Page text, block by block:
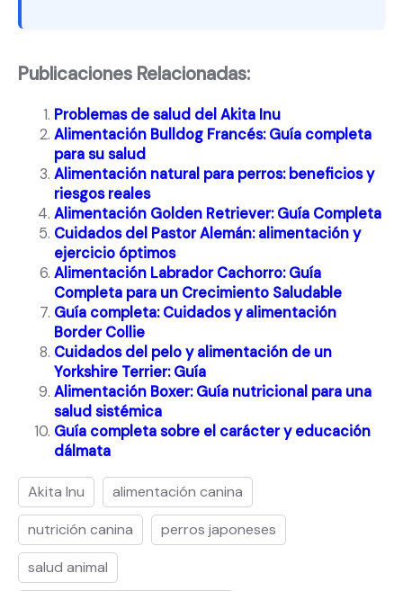
Publicaciones Relacionadas:
Problemas de salud del Akita Inu
Alimentación Bulldog Francés: Guía completa
para su salud
Alimentación natural para perros: beneficios y
riesgos reales
Alimentación Golden Retriever: Guía Completa
Cuidados del Pastor Alemán: alimentación y
ejercicio óptimos
Alimentación Labrador Cachorro: Guía
Completa para un Crecimiento Saludable
Guía completa: Cuidados y alimentación
Border Collie
Cuidados del pelo y alimentación de un
Yorkshire Terrier: Guía
Alimentación Boxer: Guía nutricional para una
salud sistémica
Guía completa sobre el carácter y educación
dálmata
Akita Inu
alimentación canina
nutrición canina
perros japoneses
salud animal